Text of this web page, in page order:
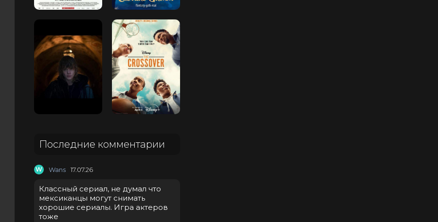
Последние комментарии
W Wans 17.07.26
Классный сериал, не думал что
мексиканцы могут снимать
хорошие сериалы. Игра актеров
тоже